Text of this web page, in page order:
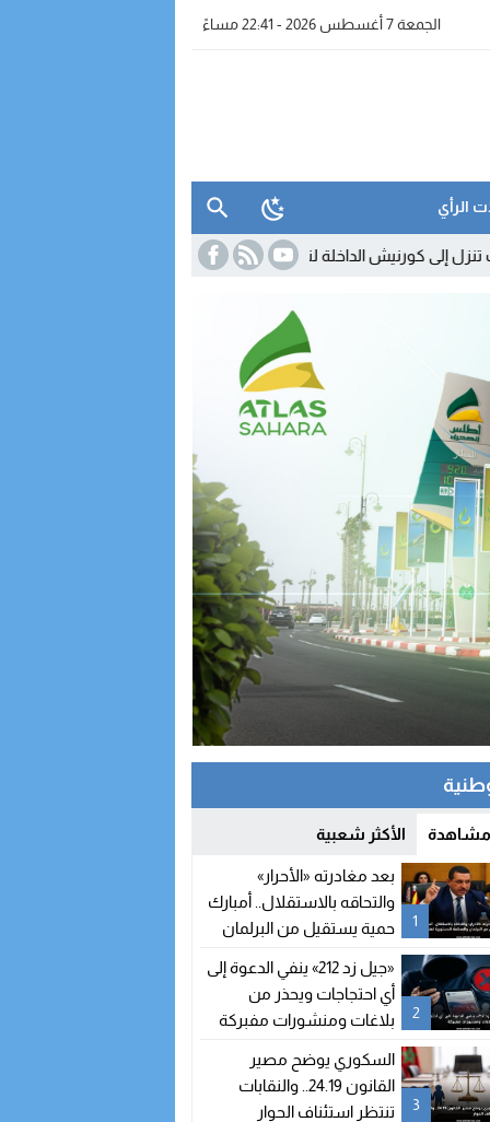
الجمعة 7 أغسطس 2026 - 22:41 مساءً
الرأي
لتقريب عروضها وخدماتها من الزبناء
مشاهدة الأكثر شعبية
1
بعد مغادرته «الأحرار»
والتحاقه بالاستقلال.. أمبارك
حمية يستقيل من البرلمان
شغور مقعده
2
«جيل زد 212» ينفي الدعوة إلى
أي احتجاجات ويحذر من
بلاغات ومنشورات مفبركة
3
السكوري يوضح مصير
القانون 24.19.. والنقابات
تنتظر استئناف الحوار